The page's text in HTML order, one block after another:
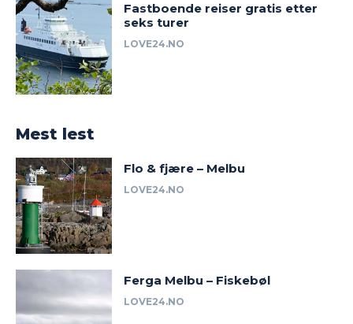
Fastboende reiser gratis etter
seks turer
LOVE24.NO
Mest lest
Flo & fjære – Melbu
LOVE24.NO
Ferga Melbu – Fiskebøl
LOVE24.NO